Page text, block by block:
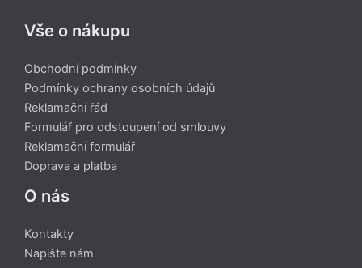
Vše o nákupu
Obchodní podmínky
Podmínky ochrany osobních údajů
Reklamační řád
Formulář pro odstoupení od smlouvy
Reklamační formulář
Doprava a platba
O nás
Kontakty
Napište nám